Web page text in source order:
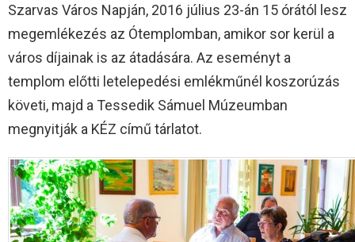
Szarvas Város Napján, 2016 július 23-án 15 órától lesz
megemlékezés az Ótemplomban, amikor sor kerül a
város díjainak is az átadására. Az eseményt a
templom előtti letelepedési emlékműnél koszorúzás
követi, majd a Tessedik Sámuel Múzeumban
megnyitják a KÉZ című tárlatot.